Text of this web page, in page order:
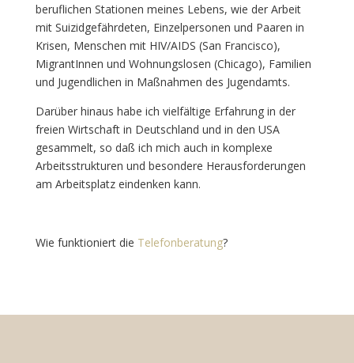
beruflichen Stationen meines Lebens, wie der Arbeit
mit Suizidgefährdeten, Einzelpersonen und Paaren in
Krisen, Menschen mit HIV/AIDS (San Francisco),
MigrantInnen und Wohnungslosen (Chicago), Familien
und Jugendlichen in Maßnahmen des Jugendamts.
Darüber hinaus habe ich vielfältige Erfahrung in der
freien Wirtschaft in Deutschland und in den USA
gesammelt, so daß ich mich auch in komplexe
Arbeitsstrukturen und besondere Herausforderungen
am Arbeitsplatz eindenken kann.
Wie funktioniert die Telefonberatung?